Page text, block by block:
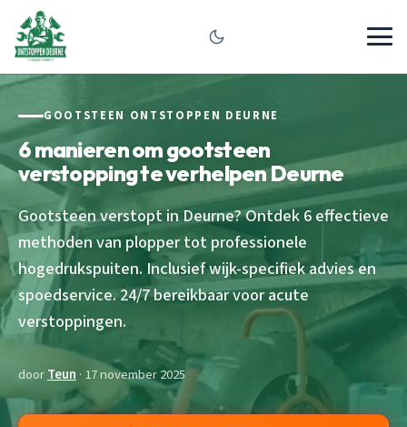
GOOTSTEEN ONTSTOPPEN DEURNE
6 manieren om gootsteen
verstopping te verhelpen Deurne
Gootsteen verstopt in Deurne? Ontdek 6 effectieve
methoden van plopper tot professionele
hogedrukspuiten. Inclusief wijk-specifiek advies en
spoedservice. 24/7 bereikbaar voor acute
verstoppingen.
doorTeun · 17 november 2025